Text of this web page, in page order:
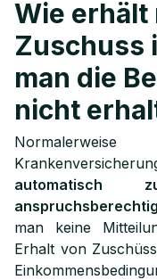
Wie erhält
Zuschuss
man die
nicht
automatisch
man keine
Erhalt von